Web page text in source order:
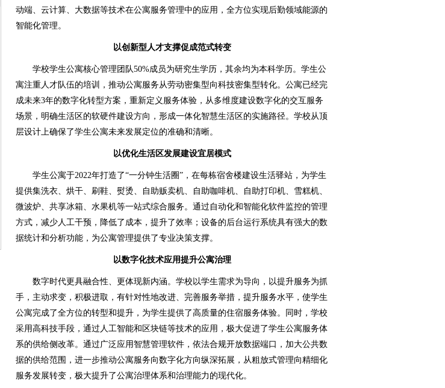
动端、云计算、大数据等技术在公寓服务管理中的应用，全方位实现后勤领域能源的
智能化管理。
以创新型人才支撑促成范式转变
学校学生公寓核心管理团队50%成员为研究生学历，其余均为本科学历。学生公
寓注重人才队伍的培训，推动公寓服务从劳动密集型向科技密集型转化。公寓已经完
成未来3年的数字化转型方案，重新定义服务体验，从多维度建设数字化的交互服务
场景，明确生活区的软硬件建设方向，形成一体化智慧生活区的实施路径。学校从顶
层设计上确保了学生公寓未来发展定位的准确和清晰。
以优化生活区发展建设宜居模式
学生公寓于2022年打造了“一分钟生活圈”，在每栋宿舍楼建设生活驿站，为学生
提供集洗衣、烘干、刷鞋、熨烫、自助贩卖机、自助咖啡机、自助打印机、雪糕机、
微波炉、共享冰箱、水果机等一站式综合服务。通过自动化和智能化软件监控的管理
方式，减少人工干预，降低了成本，提升了效率；设备的后台运行系统具有强大的数
据统计和分析功能，为公寓管理提供了专业决策支撑。
以数字化技术应用提升公寓治理
数字时代更具融合性、更体现新内涵。学校以学生需求为导向，以提升服务为抓
手，主动求变，积极进取，有针对性地改进、完善服务举措，提升服务水平，使学生
公寓完成了全方位的转型和提升，为学生提供了高质量的住宿服务体验。同时，学校
采用高科技手段，通过人工智能和区块链等技术的应用，极大促进了学生公寓服务体
系的供给侧改革。通过广泛应用智慧管理软件，依法合规开放数据端口，加大公共数
据的供给范围，进一步推动公寓服务向数字化方向纵深拓展，从粗放式管理向精细化
服务发展转变，极大提升了公寓治理体系和治理能力的现代化。